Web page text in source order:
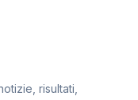
risultati,